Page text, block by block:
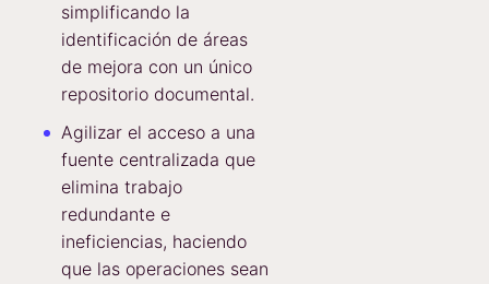
simplificando la
identificación de áreas
de mejora con un único
repositorio documental.
Agilizar el acceso a una
fuente centralizada que
elimina trabajo
redundante e
ineficiencias, haciendo
que las operaciones sean